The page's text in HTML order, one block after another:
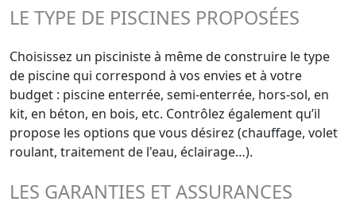
LE TYPE DE PISCINES PROPOSÉES
Choisissez un pisciniste à même de construire le type
de piscine qui correspond à vos envies et à votre
budget : piscine enterrée, semi-enterrée, hors-sol, en
kit, en béton, en bois, etc. Contrôlez également qu’il
propose les options que vous désirez (chauffage, volet
roulant, traitement de l'eau, éclairage…).
LES GARANTIES ET ASSURANCES